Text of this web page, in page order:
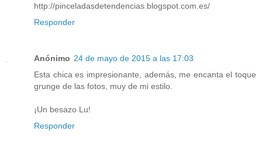
http://pinceladasdetendencias.blogspot.com.es/
Responder
Anónimo 24 de mayo de 2015 a las 17:03
Esta chica es impresionante, además, me encanta el toque
grunge de las fotos, muy de mi estilo.
¡Un besazo Lu!
Responder